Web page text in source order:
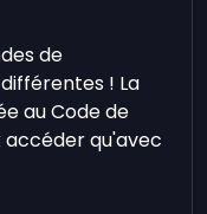
de
! La
au Code de
accéder qu'avec